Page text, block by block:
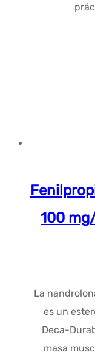
100
La
es un
Deca-
masa